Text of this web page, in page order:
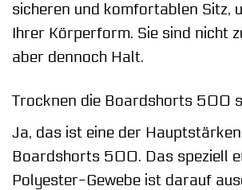
sicheren und komfortablen Sitz,
Ihrer Körperform. Sie sind nicht
aber dennoch Halt.
Trocknen die Boardshorts 500
Ja, das ist eine der
Boardshorts 500. Das speziell
Polyester-Gewebe ist darauf